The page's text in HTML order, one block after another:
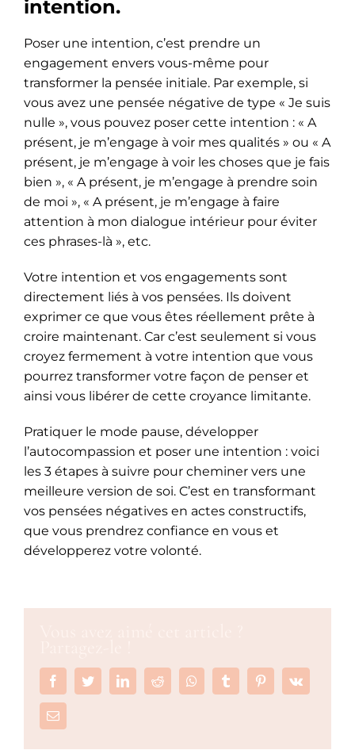
intention.
Poser une intention, c’est prendre un
engagement envers vous-même pour
transformer la pensée initiale. Par exemple, si
vous avez une pensée négative de type « Je suis
nulle », vous pouvez poser cette intention : « A
présent, je m’engage à voir mes qualités » ou « A
présent, je m’engage à voir les choses que je fais
bien », « A présent, je m’engage à prendre soin
de moi », « A présent, je m’engage à faire
attention à mon dialogue intérieur pour éviter
ces phrases-là », etc.
Votre intention et vos engagements sont
directement liés à vos pensées. Ils doivent
exprimer ce que vous êtes réellement prête à
croire maintenant. Car c’est seulement si vous
croyez fermement à votre intention que vous
pourrez transformer votre façon de penser et
ainsi vous libérer de cette croyance limitante.
Pratiquer le mode pause, développer
l’autocompassion et poser une intention : voici
les 3 étapes à suivre pour cheminer vers une
meilleure version de soi. C’est en transformant
vos pensées négatives en actes constructifs,
que vous prendrez confiance en vous et
développerez votre volonté.
FacebookTwitterLinkedInReddit WhatsappTumblr PinterestVk
Email